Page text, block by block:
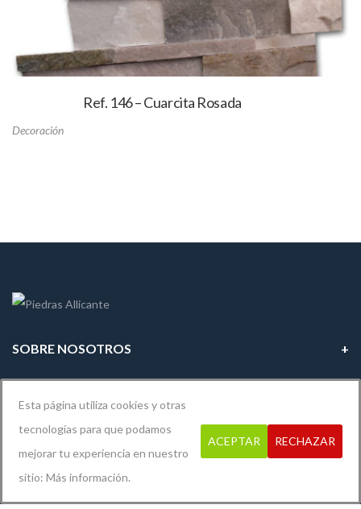
Ref. 146 – Cuarcita Rosada
Decoración
SOBRE NOSOTROS
Diseño y desarrollo por
Esta página utiliza cookies y otras
tecnologías para que podamos
mejorar tu experiencia en nuestro
sitio: Más información.
ACEPTAR RECHAZAR